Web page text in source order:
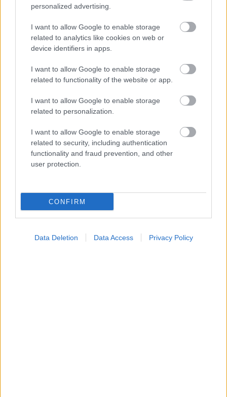
personalized advertising.
I want to allow Google to enable storage
related to analytics like cookies on web or
device identifiers in apps.
I want to allow Google to enable storage
related to functionality of the website or app.
I want to allow Google to enable storage
related to personalization.
I want to allow Google to enable storage
related to security, including authentication
functionality and fraud prevention, and other
user protection.
CONFIRM
Data Deletion Data Access Privacy Policy
Τετάρτη, 19 Ιουνίου 2013, 16:15
Ο παιδικός ψυχικός κόσμος παράπλευρη
απώλεια του Μνημονίου
εμφανίζουν τα παιδιά στη χώρα μας λόγω της οικονομικής